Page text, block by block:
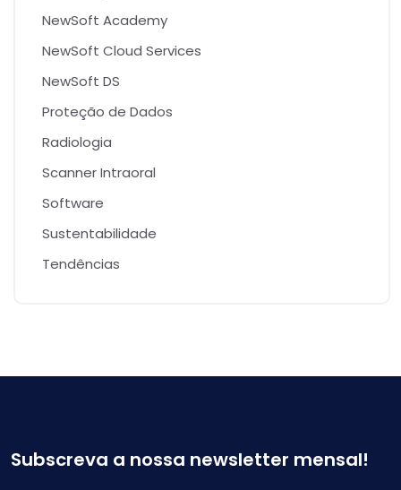
NewSoft Academy
NewSoft Cloud Services
NewSoft DS
Proteção de Dados
Radiologia
Scanner Intraoral
Software
Sustentabilidade
Tendências
Subscreva a nossa newsletter mensal!